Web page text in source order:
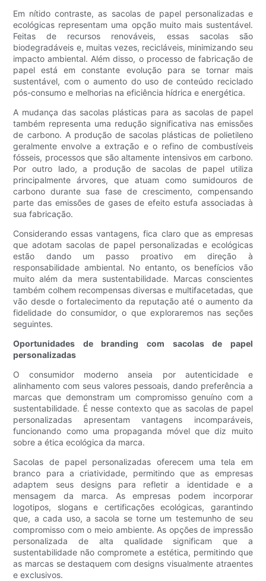
Em nítido contraste, as sacolas de papel personalizadas e
ecológicas representam uma opção muito mais sustentável.
Feitas de recursos renováveis, essas sacolas são
biodegradáveis ​​e, muitas vezes, recicláveis, minimizando seu
impacto ambiental. Além disso, o processo de fabricação de
papel está em constante evolução para se tornar mais
sustentável, com o aumento do uso de conteúdo reciclado
pós-consumo e melhorias na eficiência hídrica e energética.
A mudança das sacolas plásticas para as sacolas de papel
também representa uma redução significativa nas emissões
de carbono. A produção de sacolas plásticas de polietileno
geralmente envolve a extração e o refino de combustíveis
fósseis, processos que são altamente intensivos em carbono.
Por outro lado, a produção de sacolas de papel utiliza
principalmente árvores, que atuam como sumidouros de
carbono durante sua fase de crescimento, compensando
parte das emissões de gases de efeito estufa associadas à
sua fabricação.
Considerando essas vantagens, fica claro que as empresas
que adotam sacolas de papel personalizadas e ecológicas
estão dando um passo proativo em direção à
responsabilidade ambiental. No entanto, os benefícios vão
muito além da mera sustentabilidade. Marcas conscientes
também colhem recompensas diversas e multifacetadas, que
vão desde o fortalecimento da reputação até o aumento da
fidelidade do consumidor, o que exploraremos nas seções
seguintes.
Oportunidades de branding com sacolas de papel
personalizadas
O consumidor moderno anseia por autenticidade e
alinhamento com seus valores pessoais, dando preferência a
marcas que demonstram um compromisso genuíno com a
sustentabilidade. É nesse contexto que as sacolas de papel
personalizadas apresentam vantagens incomparáveis,
funcionando como uma propaganda móvel que diz muito
sobre a ética ecológica da marca.
Sacolas de papel personalizadas oferecem uma tela em
branco para a criatividade, permitindo que as empresas
adaptem seus designs para refletir a identidade e a
mensagem da marca. As empresas podem incorporar
logotipos, slogans e certificações ecológicas, garantindo
que, a cada uso, a sacola se torne um testemunho de seu
compromisso com o meio ambiente. As opções de impressão
personalizada de alta qualidade significam que a
sustentabilidade não compromete a estética, permitindo que
as marcas se destaquem com designs visualmente atraentes
e exclusivos.